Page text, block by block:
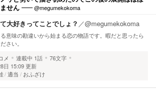
せん
@megumekokoma
大好きってことでしょ？ ／@megumekokoma
意味の勘違いから始まる恋の物語です。暇だと思ったら
さい。
メ 連載中 1話
76文字
日 15:09 更新
適当 おふざけ